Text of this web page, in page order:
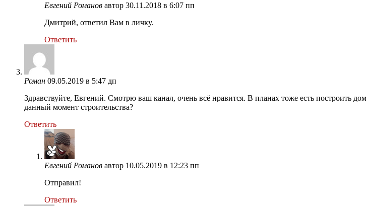
Евгений Романов автор 30.11.2018 в 6:07 пп
Дмитрий, ответил Вам в личку.
Ответить
Роман 09.05.2019 в 5:47 дп
Здравствуйте, Евгений. Смотрю ваш канал, очень всё нравится. В планах тоже есть построить
данный момент строительства?
Ответить
Евгений Романов автор 10.05.2019 в 12:23 пп
Отправил!
Ответить